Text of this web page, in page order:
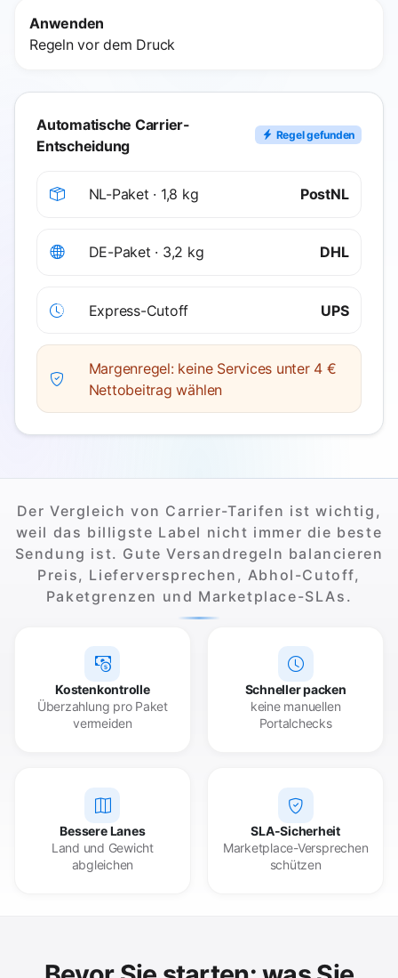
Anwenden
Regeln vor dem Druck
Automatische Carrier-
Entscheidung
Regel gefunden
NL-Paket · 1,8 kg PostNL
DE-Paket · 3,2 kg DHL
Express-Cutoff UPS
Margenregel: keine Services unter 4 €
Nettobeitrag wählen
Der Vergleich von Carrier-Tarifen ist wichtig,
weil das billigste Label nicht immer die beste
Sendung ist. Gute Versandregeln balancieren
Preis, Lieferversprechen, Abhol-Cutoff,
Paketgrenzen und Marketplace-SLAs.
Kostenkontrolle
Überzahlung pro Paket
vermeiden
Schneller packen
keine manuellen
Portalchecks
Bessere Lanes
Land und Gewicht
abgleichen
SLA-Sicherheit
Marketplace-Versprechen
schützen